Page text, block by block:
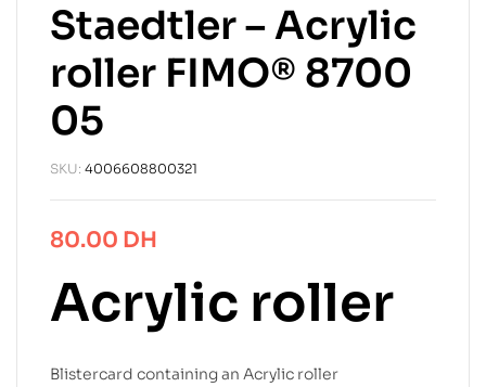
Staedtler – Acrylic
roller FIMO® 8700
05
SKU: 4006608800321
80.00 DH
Acrylic roller
Blistercard containing an Acrylic roller